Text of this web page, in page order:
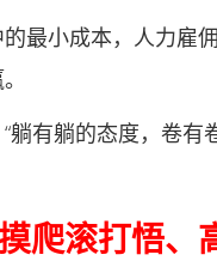
小成本，人力雇
有躺的态度，卷有
爬滚打悟、